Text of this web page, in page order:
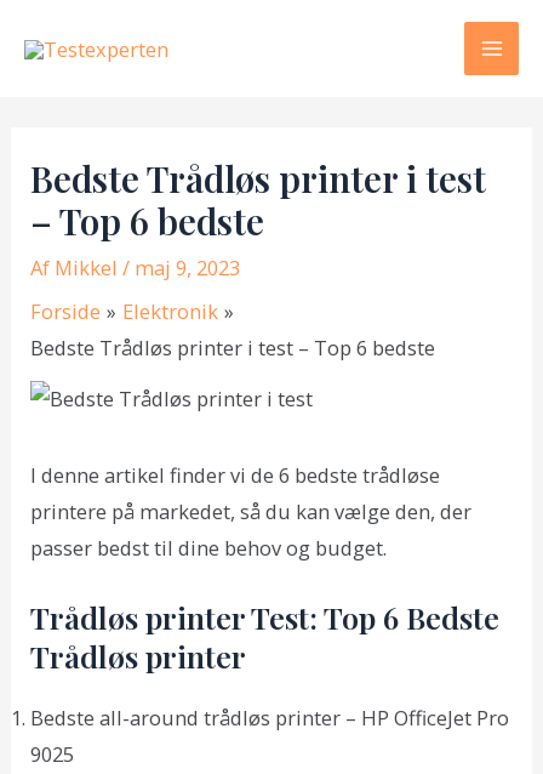
Bedste Trådløs printer i test
– Top 6 bedste
Af Mikkel/ maj 9, 2023
Forside
Elektronik
Bedste Trådløs printer i test – Top 6 bedste
I denne artikel finder vi de 6 bedste trådløse
printere på markedet, så du kan vælge den, der
passer bedst til dine behov og budget.
Trådløs printer Test: Top 6 Bedste
Trådløs printer
Bedste all-around trådløs printer – HP OfficeJet Pro
9025